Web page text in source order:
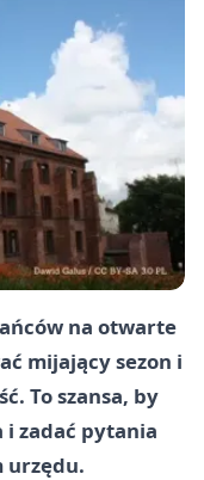
na otwarte
mijający sezon i
To szansa, by
i zadać pytania
urzędu.